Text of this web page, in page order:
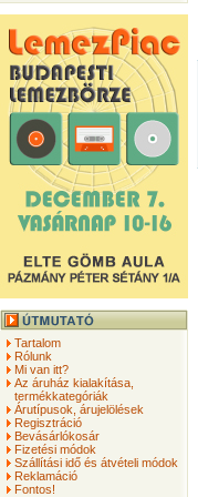
Tartalom
Rólunk
Mi van itt?
Az áruház kialakítása,
termékkategóriák
Árutípusok, árujelölések
Regisztráció
Bevásárlókosár
Fizetési módok
Szállítási idő és átvételi módok
Reklamáció
Fontos!